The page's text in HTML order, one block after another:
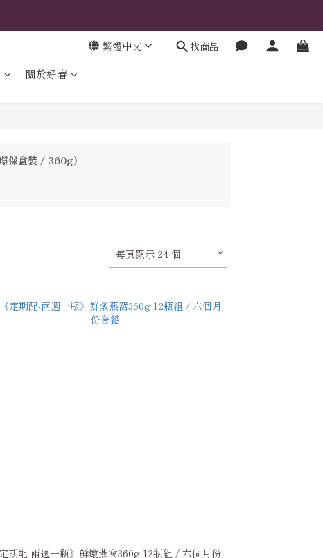
繁體中文 找商品
關於好春
保盒裝 / 360g)
每頁顯示 24 個
定期配-兩週一瓶》鮮燉燕窩360g 12瓶組 / 六個月份